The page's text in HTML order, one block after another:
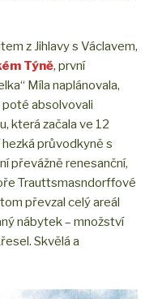
z Jihlavy s Václavem,
Týně, první
Míla naplánovala,
absolvovali
která začala ve 12
průvodkyně s
převážně renesanční,
Trauttsmasndorffové
převzal celý areál
nábytek – množství
Skvělá a